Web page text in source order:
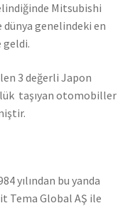
Mitsubishi
dünya genelindeki en
geldi.
3 değerli Japon
taşıyan otomobiller
yılından bu yanda
Tema Global AŞ ile